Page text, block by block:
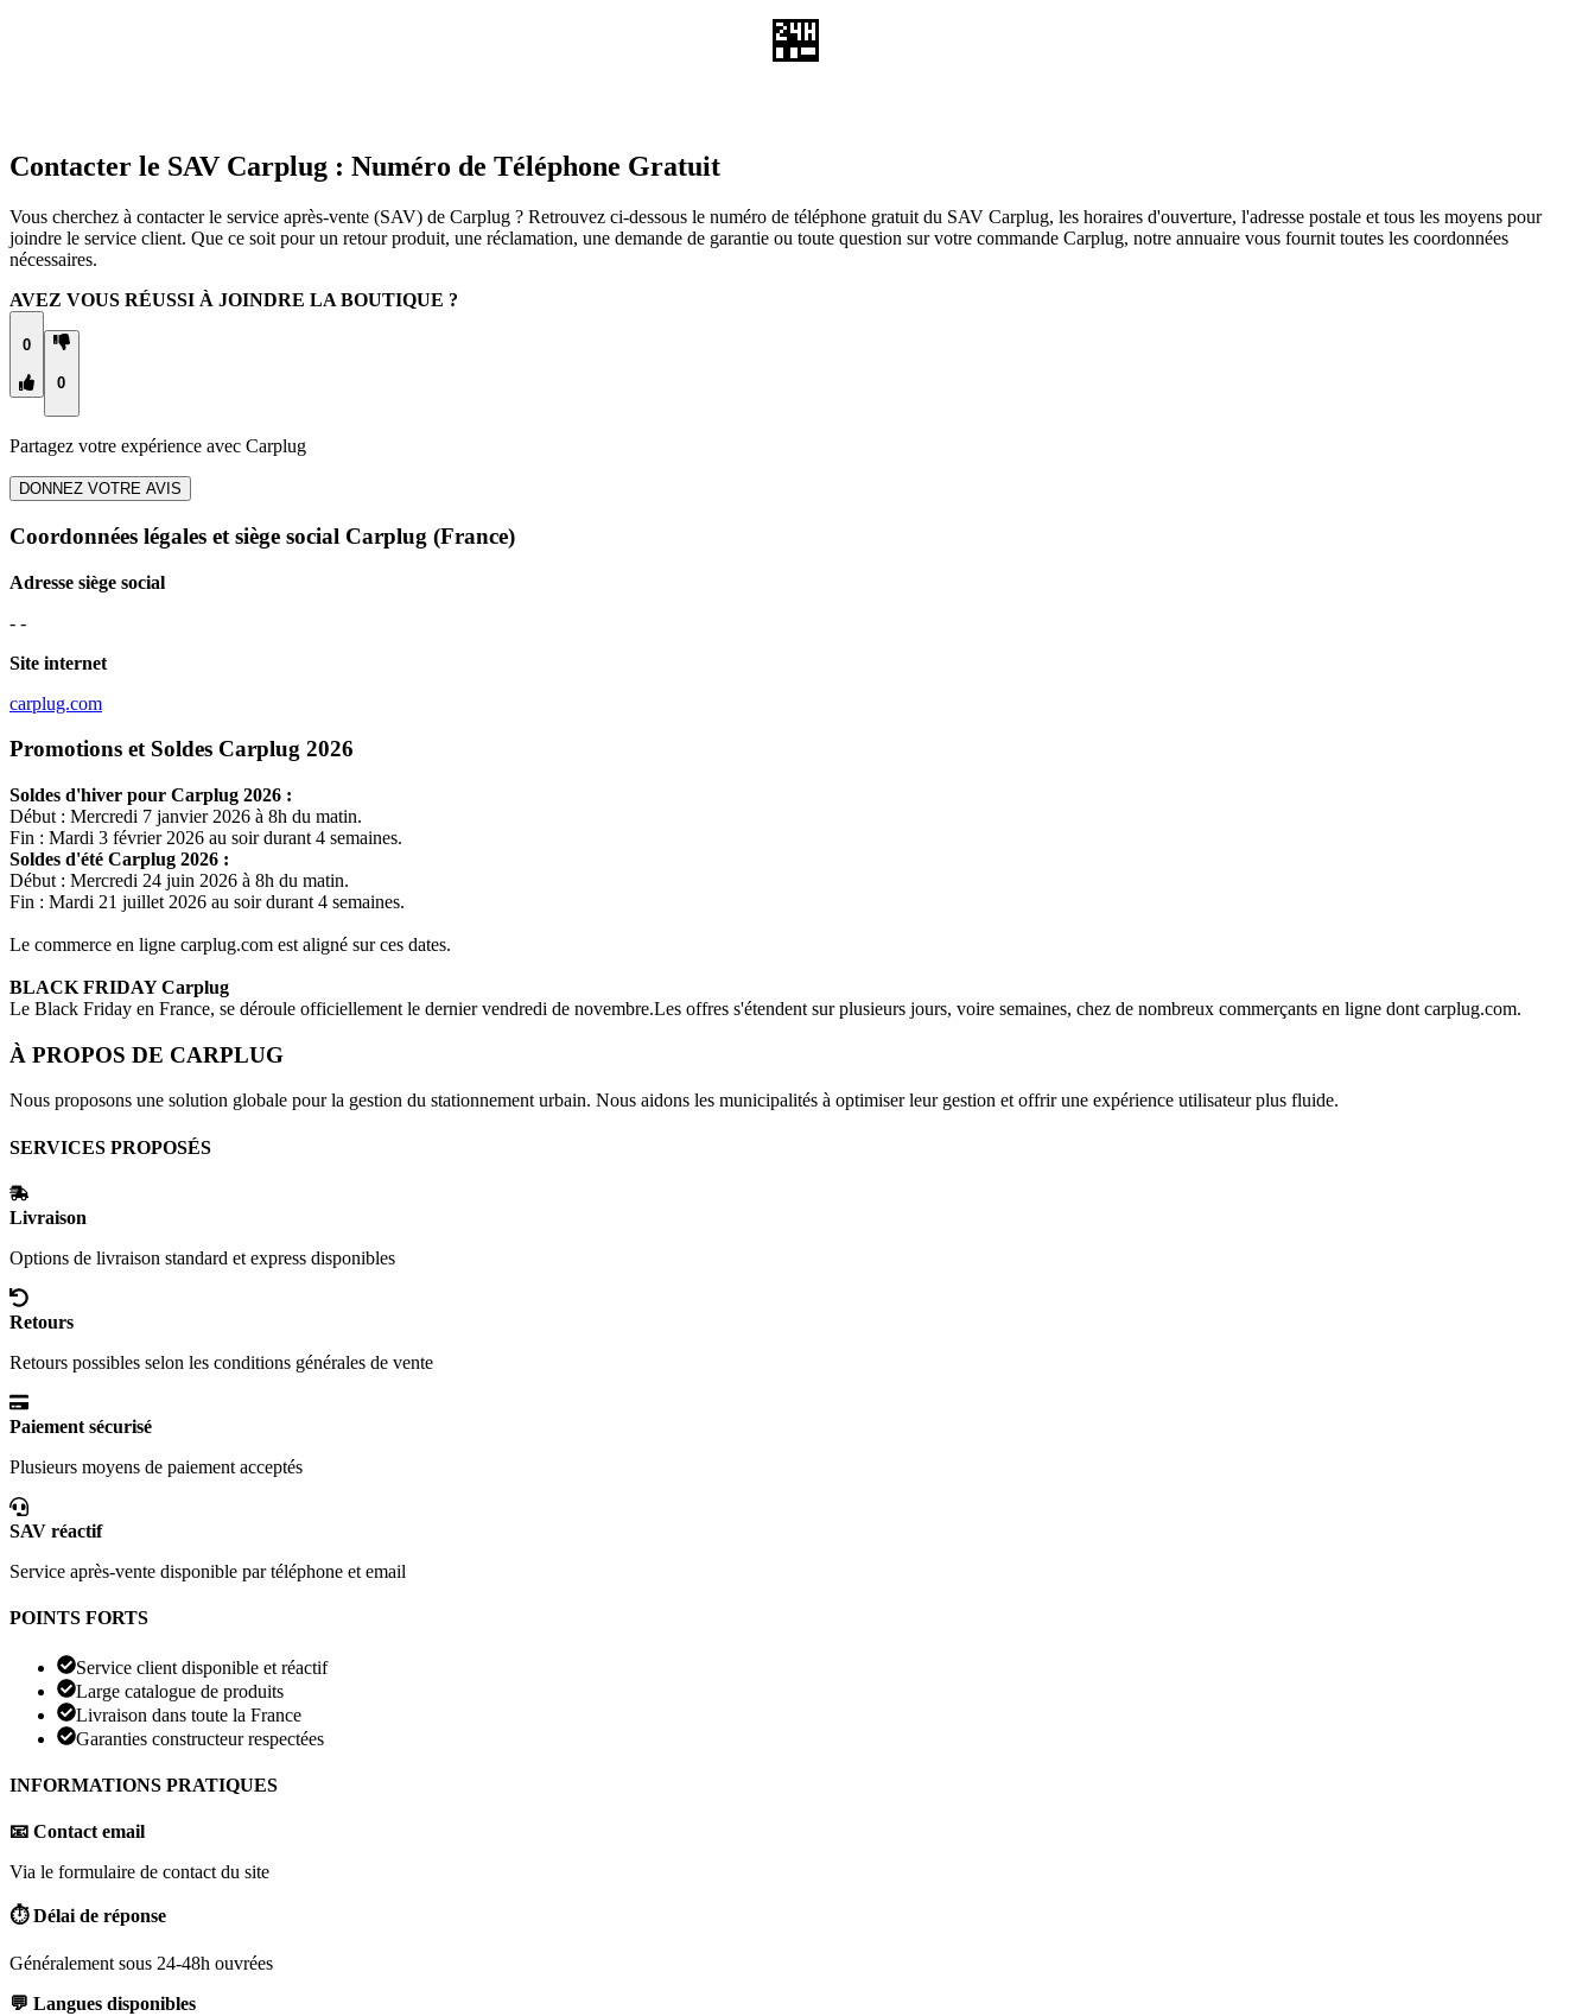
🏪
Contacter le SAV Carplug : Numéro de Téléphone Gratuit
Vous cherchez à contacter le service après-vente (SAV) de Carplug ? Retrouvez ci-dessous le numéro de téléphone gratuit du SAV Carplug, les horaires d'ouverture, l'adresse postale et tous les moyens pour
joindre le service client. Que ce soit pour un retour produit, une réclamation, une demande de garantie ou toute question sur votre commande Carplug, notre annuaire vous fournit toutes les coordonnées
nécessaires.
AVEZ VOUS RÉUSSI À JOINDRE LA BOUTIQUE ?
0
0
Partagez votre expérience avec Carplug
DONNEZ VOTRE AVIS
Coordonnées légales et siège social Carplug (France)
Adresse siège social
- -
Site internet
carplug.com
Promotions et Soldes Carplug 2026
Soldes d'hiver pour Carplug 2026 :
Début : Mercredi 7 janvier 2026 à 8h du matin.
Fin : Mardi 3 février 2026 au soir durant 4 semaines.
Soldes d'été Carplug 2026 :
Début : Mercredi 24 juin 2026 à 8h du matin.
Fin : Mardi 21 juillet 2026 au soir durant 4 semaines.
Le commerce en ligne carplug.com est aligné sur ces dates.
BLACK FRIDAYCarplug
Le Black Friday en France, se déroule officiellement le dernier vendredi de novembre.Les offres s'étendent sur plusieurs jours, voire semaines, chez de nombreux commerçants en ligne dont carplug.com.
À PROPOS DE CARPLUG
Nous proposons une solution globale pour la gestion du stationnement urbain. Nous aidons les municipalités à optimiser leur gestion et offrir une expérience utilisateur plus fluide.
SERVICES PROPOSÉS
Livraison
Options de livraison standard et express disponibles
Retours
Retours possibles selon les conditions générales de vente
Paiement sécurisé
Plusieurs moyens de paiement acceptés
SAV réactif
Service après-vente disponible par téléphone et email
POINTS FORTS
Service client disponible et réactif
Large catalogue de produits
Livraison dans toute la France
Garanties constructeur respectées
INFORMATIONS PRATIQUES
📧 Contact email
Via le formulaire de contact du site
⏱️ Délai de réponse
Généralement sous 24-48h ouvrées
💬 Langues disponibles